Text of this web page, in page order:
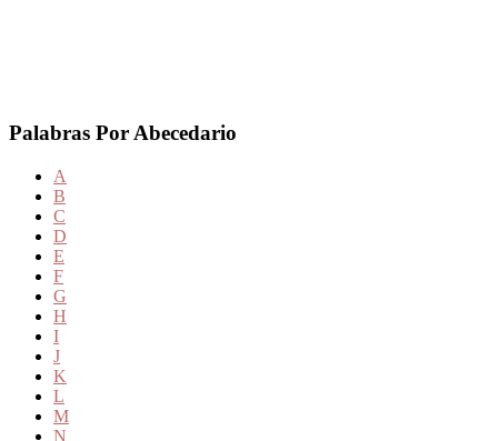
Palabras Por Abecedario
A
B
C
D
E
F
G
H
I
J
K
L
M
N